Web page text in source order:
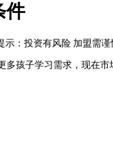
件
示：投资有风险 加盟需谨
孩子学习需求，现在